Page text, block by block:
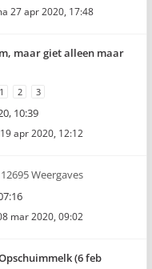
27 apr 2020, 17:48
maar giet alleen maar
1 2 3
10:39
apr 2020, 12:12
Weergaves
mar 2020, 09:02
(6 feb